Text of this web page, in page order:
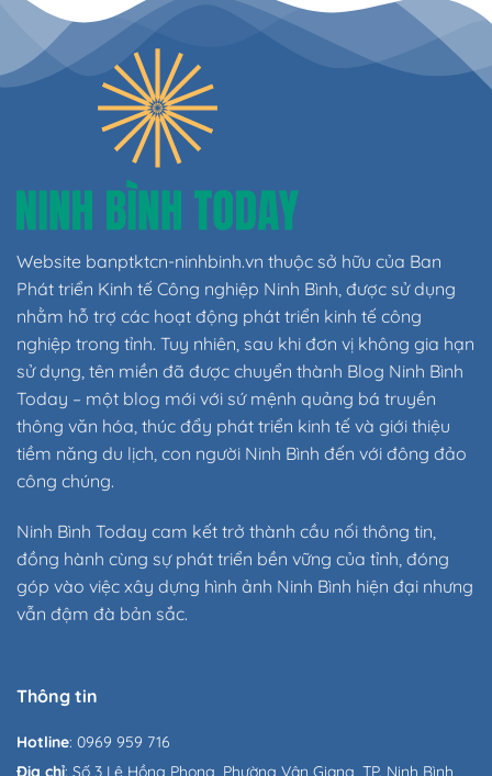
Website banptktcn-ninhbinh.vn thuộc sở hữu của Ban
Phát triển Kinh tế Công nghiệp Ninh Bình, được sử dụng
nhằm hỗ trợ các hoạt động phát triển kinh tế công
nghiệp trong tỉnh. Tuy nhiên, sau khi đơn vị không gia hạn
sử dụng, tên miền đã được chuyển thành Blog Ninh Bình
Today – một blog mới với sứ mệnh quảng bá truyền
thông văn hóa, thúc đẩy phát triển kinh tế và giới thiệu
tiềm năng du lịch, con người Ninh Bình đến với đông đảo
công chúng.
Ninh Bình Today cam kết trở thành cầu nối thông tin,
đồng hành cùng sự phát triển bền vững của tỉnh, đóng
góp vào việc xây dựng hình ảnh Ninh Bình hiện đại nhưng
vẫn đậm đà bản sắc.
Thông tin
Hotline: 0969 959 716
Địa chỉ: Số 3 Lê Hồng Phong, Phường Vân Giang, TP. Ninh Bình,